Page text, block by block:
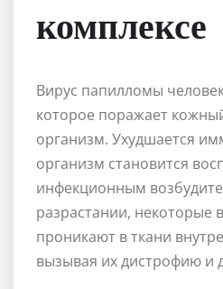
комплексе
Вирус папилломы
которое поражает
организм. Ухудшается
организм становится
инфекционным
разрастании, некоторые
проникают в ткани
вызывая их дистрофию и